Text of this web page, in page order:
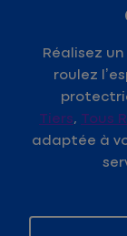
Réalisez un
roulez
Tiers, Tous
adaptée à